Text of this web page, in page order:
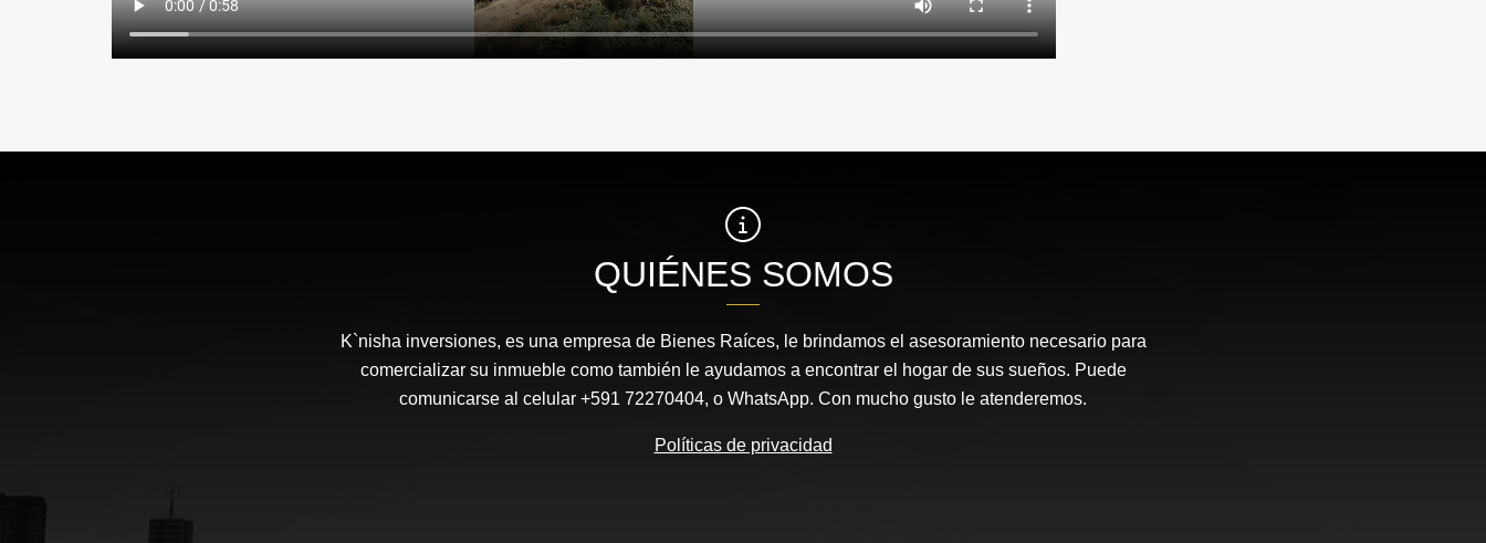
QUIÉNES SOMOS
K`nisha inversiones, es una empresa de Bienes Raíces, le brindamos el asesoramiento necesario para
comercializar su inmueble como también le ayudamos a encontrar el hogar de sus sueños. Puede
comunicarse al celular +591 72270404, o WhatsApp. Con mucho gusto le atenderemos.
Políticas de privacidad